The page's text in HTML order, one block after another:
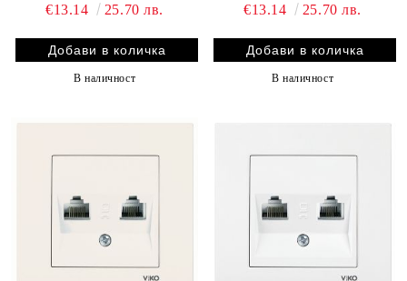
€13.14
25.70 лв.
В наличност
€13.14
25.70 лв.
В наличност